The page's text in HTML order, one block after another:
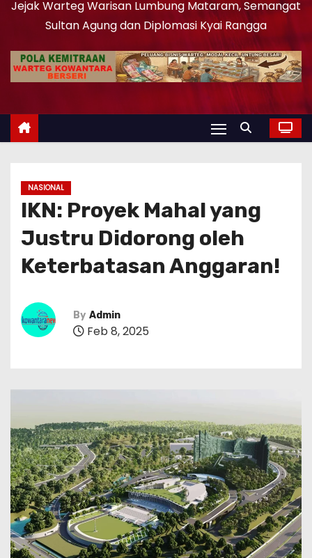
Jejak Warteg Warisan Lumbung Mataram, Semangat
Sultan Agung dan Diplomasi Kyai Rangga
NASIONAL
IKN: Proyek Mahal yang
Justru Didorong oleh
Keterbatasan Anggaran!
By Admin
Feb 8, 2025